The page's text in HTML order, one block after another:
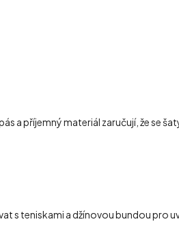
a příjemný materiál zaručují, že se
s teniskami a džínovou bundou pro